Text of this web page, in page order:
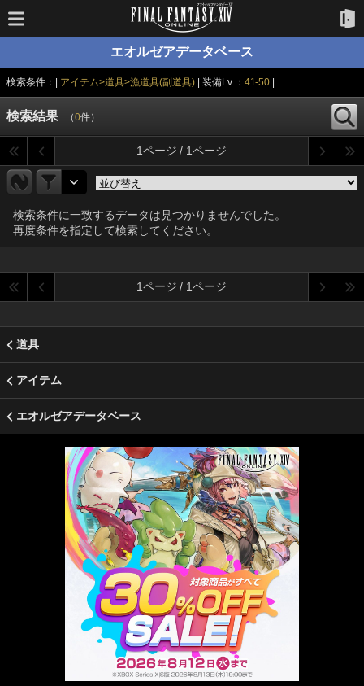
エオルゼアデータベース
検索条件：| アイテム>道具>漁道具(副道具) | 装備Lv ： 41-50
検索結果 （0件）
1ページ / 1ページ
検索条件に一致するデータは見つかりませんでした。
再度条件を指定して検索してください。
1ページ / 1ページ
道具
アイテム
エオルゼアデータベース